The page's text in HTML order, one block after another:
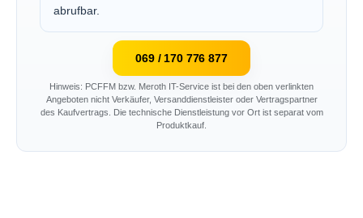
abrufbar.
069 / 170 776 877
Hinweis: PCFFM bzw. Meroth IT-Service ist bei den oben verlinkten
Angeboten nicht Verkäufer, Versanddienstleister oder Vertragspartner
des Kaufvertrags. Die technische Dienstleistung vor Ort ist separat vom
Produktkauf.